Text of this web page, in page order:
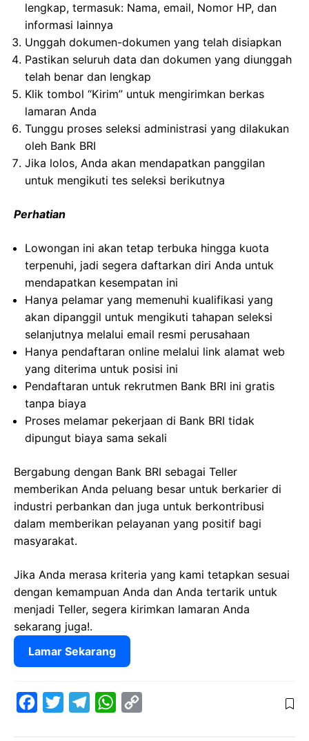
lengkap, termasuk: Nama, email, Nomor HP, dan
informasi lainnya
Unggah dokumen-dokumen yang telah disiapkan
Pastikan seluruh data dan dokumen yang diunggah
telah benar dan lengkap
Klik tombol “Kirim” untuk mengirimkan berkas
lamaran Anda
Tunggu proses seleksi administrasi yang dilakukan
oleh Bank BRI
Jika lolos, Anda akan mendapatkan panggilan
untuk mengikuti tes seleksi berikutnya
Perhatian
Lowongan ini akan tetap terbuka hingga kuota
terpenuhi, jadi segera daftarkan diri Anda untuk
mendapatkan kesempatan ini
Hanya pelamar yang memenuhi kualifikasi yang
akan dipanggil untuk mengikuti tahapan seleksi
selanjutnya melalui email resmi perusahaan
Hanya pendaftaran online melalui link alamat web
yang diterima untuk posisi ini
Pendaftaran untuk rekrutmen Bank BRI ini gratis
tanpa biaya
Proses melamar pekerjaan di Bank BRI tidak
dipungut biaya sama sekali
Bergabung dengan Bank BRI sebagai Teller
memberikan Anda peluang besar untuk berkarier di
industri perbankan dan juga untuk berkontribusi
dalam memberikan pelayanan yang positif bagi
masyarakat.
Jika Anda merasa kriteria yang kami tetapkan sesuai
dengan kemampuan Anda dan Anda tertarik untuk
menjadi Teller, segera kirimkan lamaran Anda
sekarang juga!.
Lamar Sekarang
W